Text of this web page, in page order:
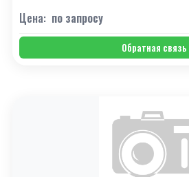
Цена: по запросу
Обратная связь